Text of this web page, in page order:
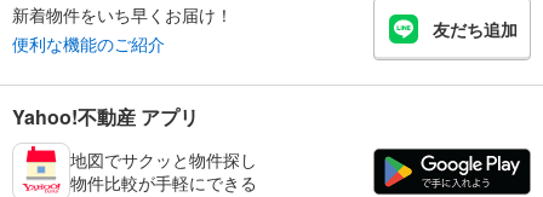
新着物件をいち早くお届け！
便利な機能のご紹介
友だち追加
Yahoo!不動産 アプリ
地図でサクッと物件探し
物件比較が手軽にできる